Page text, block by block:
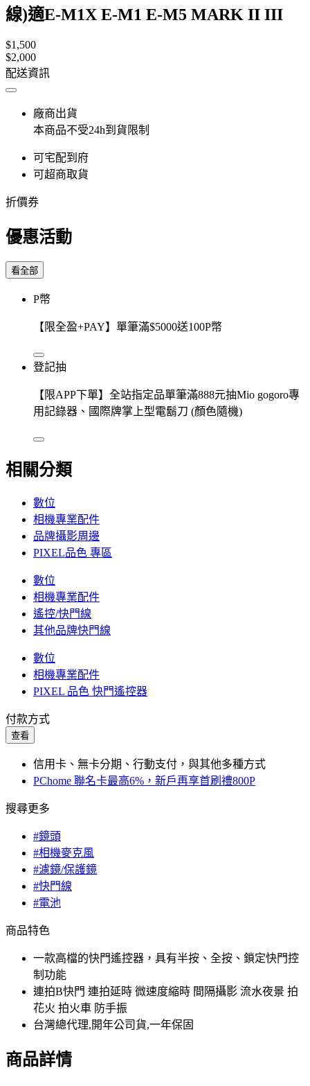
線)適E-M1X E-M1 E-M5 MARK II III
$1,500
$2,000
配送資訊
廠商出貨
本商品不受24h到貨限制
可宅配到府
可超商取貨
折價券
優惠活動
看全部
P幣
【限全盈+PAY】單筆滿$5000送100P幣
登記抽
【限APP下單】全站指定品單筆滿888元抽Mio gogoro專
用記錄器、國際牌掌上型電鬍刀 (顏色隨機)
相關分類
數位
相機專業配件
品牌攝影周邊
PIXEL品色 專區
數位
相機專業配件
遙控/快門線
其他品牌快門線
數位
相機專業配件
PIXEL 品色 快門遙控器
付款方式
查看
信用卡、無卡分期、行動支付，與其他多種方式
PChome 聯名卡最高6%，新戶再享首刷禮800P
搜尋更多
#鏡頭
#相機麥克風
#濾鏡/保護鏡
#快門線
#電池
商品特色
一款高檔的快門遙控器，具有半按、全按、鎖定快門控
制功能
連拍B快門 連拍延時 微速度縮時 間隔攝影 流水夜景 拍
花火 拍火車 防手振
台灣總代理,開年公司貨,一年保固
商品詳情